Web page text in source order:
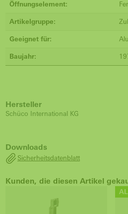
Öffnungselement:
Artikelgruppe:
Geeignet für:
Baujahr:
Hersteller
Schüco International KG
Downloads
Sicherheitsdatenblatt
Kunden, die diesen Artikel